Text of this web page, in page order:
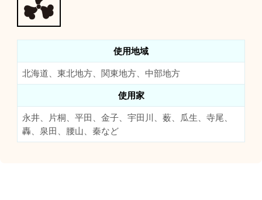
使用地域
北海道、東北地方、関東地方、中部地方
使用家
永井、片桐、平田、金子、宇田川、薮、瓜生、寺尾、
轟、泉田、腰山、秦など